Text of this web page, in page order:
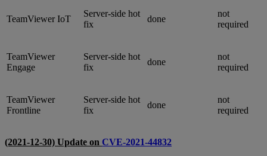
TeamViewer IoT
Server-side hot
fix
done
not
required
TeamViewer
Engage
Server-side hot
fix
done
not
required
TeamViewer
Frontline
Server-side hot
fix
done
not
required
(2021-12-30) Update on CVE-2021-44832